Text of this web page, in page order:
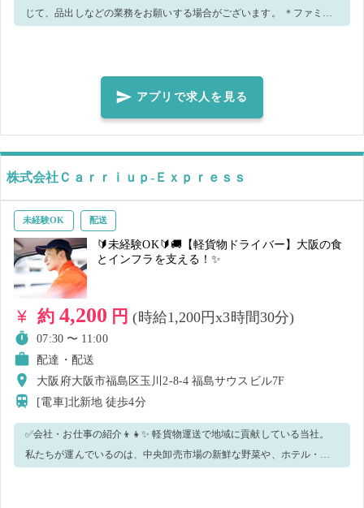
じて、品出しなどの業務をお願いする場合がございます。 ＊ファミリ
ラブル等が発生した場合、防犯カメラの記録を警察へ提出致します。
※新型コロナウィルス感染予防策として、手洗い・消毒実施、正しく
マスク着用の上、レジ・接客業務等をお願いします。 ※複数日で就業
決定された方へ：キャンセルがあったり、レジ・接客スキルを含め当
店での就業が難しいと判断した場合、その他のお仕事をキャンセルさ
れる場合があります。 ＜正しいマスク着用＞鼻～アゴまで、できるだ
業前に必ず体調・体温チェックをした上、店長、又は店舗責任者へお
伝えください 【ご注意】 ・就業態度などから店舗の運営に支障をきた
すと判断した場合、当日就業中であっても勤務終了とし、その後のマ
ッチングはキャンセルとさせていただきます。 ・体調や発熱状況など
から新型コロナウイルス感染のおそれがある場合、就業キャンセルと
させていただきます。感染拡大防止のため、速やかなご申告をお願い
致します。
アプリで求人を見る
株式会社Ｃａｒｒｉｕｐ‐Ｅｘｐｒｅｓｓ
未経験OK 配送
🔰未経験OK🔰🚚【軽貨物ドライバー】大阪の食
とインフラを支える！✨
約 4,200 円(時給1,200円x3時間30分)
07:30 〜 11:00
配達・配送
大阪府大阪市福島区玉川2-8-4 福島サウスビル7F
[電車]北新地徒歩4分
✅会社・お仕事の紹介👦👧✨ 軽貨物運送で地域に貢献している当社。
私たちが運んでいるのは、中央卸売市場の新鮮な野菜や、ホテル・飲